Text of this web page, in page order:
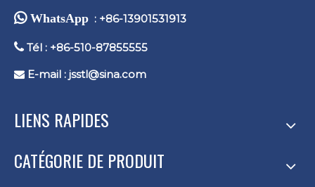
 WhatsApp : +86-13901531913
 Tél : +86-510-87855555
 E-mail : jsstl@sina.com
LIENS RAPIDES
CATÉGORIE DE PRODUIT